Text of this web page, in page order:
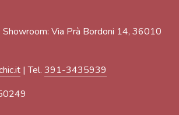
Via Prà Bordoni 14, 36010
| Tel. 391-3435939